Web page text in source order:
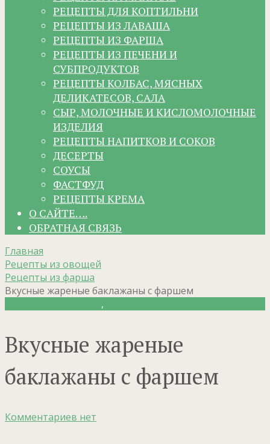
РЕЦЕПТЫ ДЛЯ КОПТИЛЬНИ
РЕЦЕПТЫ ИЗ ЛАВАША
РЕЦЕПТЫ ИЗ ФАРША
РЕЦЕПТЫ ИЗ ПЕЧЕНИ И
СУБПРОДУКТОВ
РЕЦЕПТЫ КОЛБАС, МЯСНЫХ
ДЕЛИКАТЕСОВ, САЛА
СЫР, МОЛОЧНЫЕ И КИСЛОМОЛОЧНЫЕ
ИЗДЕЛИЯ
РЕЦЕПТЫ НАПИТКОВ И СОКОВ
ДЕСЕРТЫ
СОУСЫ
ФАСТФУД
РЕЦЕПТЫ КРЕМА
О САЙТЕ….
ОБРАТНАЯ СВЯЗЬ
Главная
Рецепты из овощей
Рецепты из фарша
Вкусные жареные баклажаны с фаршем
,
Вкусные жареные
баклажаны с фаршем
Комментариев нет